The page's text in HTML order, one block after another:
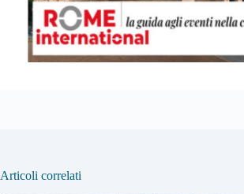
Articoli correlati